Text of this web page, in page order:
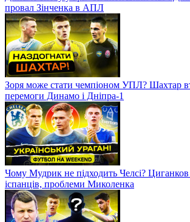
провал Зінченка в АПЛ
Зоря може стати чемпіоном УПЛ? Шахтар
перемоги Динамо і Дніпра-1
Чому Мудрик не підходить Челсі? Циганков
іспанців, проблеми Миколенка